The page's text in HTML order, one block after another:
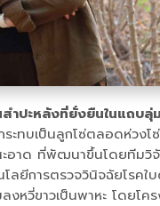
ปะหลังที่ยั่งยืนในแถบ
ทบเป็นลูกโซ่ตลอดห่ว
ด ที่พัฒนาขึ้นโดยทีมวิ
การตรวจวินิจฉัยโรค
วี่ขาวเป็นพาหะ โดยโ